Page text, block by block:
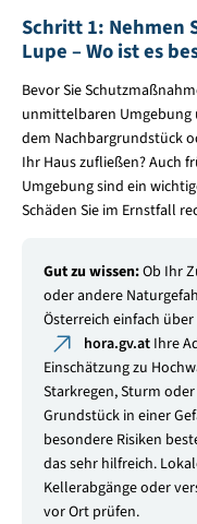
Schritt 1: Nehmen
Lupe – Wo ist es
Bevor Sie
unmittelbaren Umgebung
dem Nachbargrundstück
Ihr Haus zufließen? Auch
Umgebung sind ein
Schäden Sie im Ernstfall
Gut zu wissen:Ob Ihr
oder andere
Österreich einfach über
hora.gv.at Ihre
Einschätzung zu
Starkregen, Sturm
Grundstück in einer
besondere Risiken
das sehr hilfreich.
Kellerabgänge oder
vor Ort prüfen.